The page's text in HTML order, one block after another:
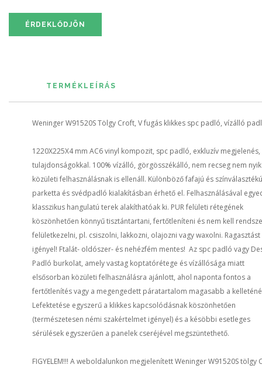
ÉRDEKLŐDJÖN
TERMÉKLEÍRÁS
Weninger W91520S Tölgy Croft, V fugás klikkes spc padló, vízálló
1220X225X4 mm AC6 vinyl kompozit, spc padló, exkluzív
tulajdonságokkal. 100% vízálló, görgösszékálló, nem recseg nem
közületi felhasználásnak is ellenáll. Különböző fafajú és
parketta és svédpadló kialakításban érhető el. Felhasználásával
klasszikus hangulatú terek alakíthatóak ki. PUR felületi rétegének
köszönhetően könnyű tisztántartani, fertőtleníteni és nem kell
felületkezelni, pl. csiszolni, lakkozni, olajozni vagy waxolni.
igényel! Ftalát- oldószer- és nehézfém mentes! Az spc padló vagy
Padló burkolat, amely vastag koptatórétege és vízállósága miatt
elsősorban közületi felhasználásra ajánlott, ahol naponta fontos a
fertőtlenítés vagy a megengedett páratartalom magasabb a
Lefektetése egyszerű a klikkes kapcsolódásnak köszönhetően
(természetesen némi szakértelmet igényel) és a késöbbi esetleges
sérülések egyszerűen a panelek cseréjével megszüntethető.
FIGYELEM!!! A weboldalunkon megjelenített Weninger W91520S tölgy